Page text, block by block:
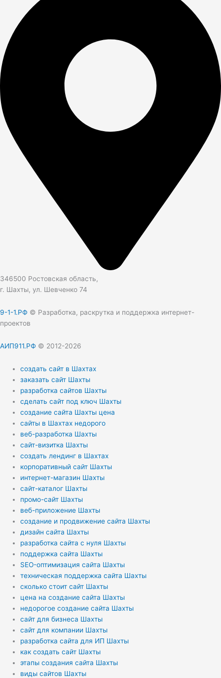
346500 Ростовская область,
г. Шахты, ул. Шевченко 74
9-1-1.РФ © Разработка, раскрутка и поддержка интернет-
проектов
АИП911.РФ © 2012-2026
создать сайт в Шахтах
заказать сайт Шахты
разработка сайтов Шахты
сделать сайт под ключ Шахты
создание сайта Шахты цена
сайты в Шахтах недорого
веб-разработка Шахты
сайт-визитка Шахты
создать лендинг в Шахтах
корпоративный сайт Шахты
интернет-магазин Шахты
сайт-каталог Шахты
промо-сайт Шахты
веб-приложение Шахты
создание и продвижение сайта Шахты
дизайн сайта Шахты
разработка сайта с нуля Шахты
поддержка сайта Шахты
SEO-оптимизация сайта Шахты
техническая поддержка сайта Шахты
сколько стоит сайт Шахты
цена на создание сайта Шахты
недорогое создание сайта Шахты
сайт для бизнеса Шахты
сайт для компании Шахты
разработка сайта для ИП Шахты
как создать сайт Шахты
этапы создания сайта Шахты
виды сайтов Шахты